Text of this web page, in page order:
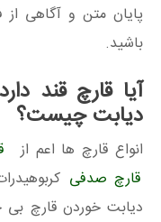
پایان متن و آگاهی از
باشید.
آیا قارچ قند
دیابت چیست؟
انواع قارچ ها اعم از
قارچ صدفی
دیابت خوردن قارچ